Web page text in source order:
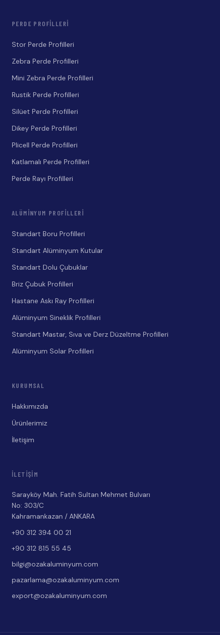
PERDE PROFILLERI
Stor Perde Profilleri
Zebra Perde Profilleri
Mini Zebra Perde Profilleri
Rustik Perde Profilleri
Silüet Perde Profilleri
Dikey Perde Profilleri
Plicell Perde Profilleri
Katlamalı Perde Profilleri
Perde Rayı Profilleri
ALÜMINYUM PROFILLERI
Standart Boru Profilleri
Standart Alüminyum Kutular
Standart Dolu Çubuklar
Briz Çubuk Profilleri
Hastane Askı Ray Profilleri
Alüminyum Sineklik Profilleri
Standart Mastar, Sıva ve Derz Düzeltme Profilleri
Alüminyum Solar Profilleri
KURUMSAL
Hakkımızda
Ürünlerimiz
İletişim
İLETIŞIM
Sarayköy Mah. Fatih Sultan Mehmet Bulvarı
No: 303/C
Kahramankazan / ANKARA
+90 312 394 00 21
+90 312 815 55 45
bilgi@ozakaluminyum.com
pazarlama@ozakaluminyum.com
export@ozakaluminyum.com